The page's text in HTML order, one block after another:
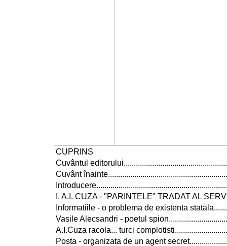
CUPRINS
Cuvântul
Cuvânt
I. A.I. CUZA - "PARINTELE" TRADAT AL
Informatiile - o problema de existenta
Vasile Alecsandri - poetul
A.I.Cuza racola... turci
Posta - organizata de un agent